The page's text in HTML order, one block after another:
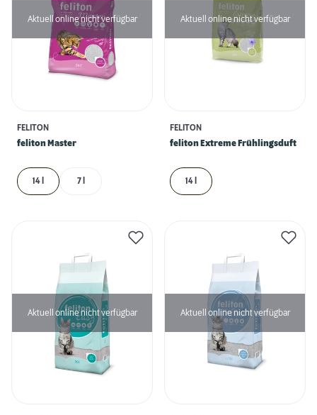
Aktuell online nicht verfügbar
FELITON
feliton Master
14 l 7 l
Aktuell online nicht verfügbar
FELITON
feliton Extreme Frühlingsduft
14 l
Aktuell online nicht verfügbar Aktuell online nicht verfügbar